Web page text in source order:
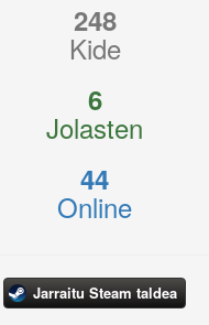
248
Kide
6
Jolasten
44
Online
Jarraitu Steam taldea